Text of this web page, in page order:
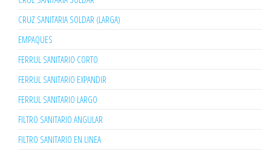
CRUZ SANITARIA SOLDAR (LARGA)
EMPAQUES
FERRUL SANITARIO CORTO
FERRUL SANITARIO EXPANDIR
FERRUL SANITARIO LARGO
FILTRO SANITARIO ANGULAR
FILTRO SANITARIO EN LINEA